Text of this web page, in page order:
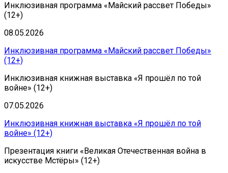
Инклюзивная программа «Майский рассвет Победы»
(12+)
08.05.2026
Инклюзивная программа «Майский рассвет Победы»
(12+)
Инклюзивная книжная выставка «Я прошёл по той
войне» (12+)
07.05.2026
Инклюзивная книжная выставка «Я прошёл по той
войне» (12+)
Презентация книги «Великая Отечественная война в
искусстве Мстёры» (12+)